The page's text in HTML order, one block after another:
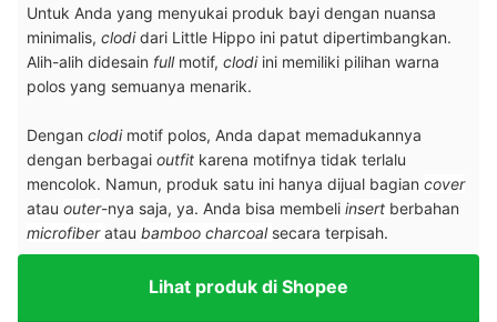
Untuk Anda yang menyukai produk bayi dengan nuansa
minimalis, clodidari Little Hippo ini patut dipertimbangkan.
Alih-alih didesain full motif, clodi ini memiliki pilihan warna
polos yang semuanya menarik.
Dengan clodi motif polos, Anda dapat memadukannya
dengan berbagai outfit karena motifnya tidak terlalu
mencolok. Namun, produk satu ini hanya dijual bagian cover
atau outer-nya saja, ya. Anda bisa membeli insert berbahan
microfiberatau bamboo charcoal secara terpisah.
Lihat produk di Shopee